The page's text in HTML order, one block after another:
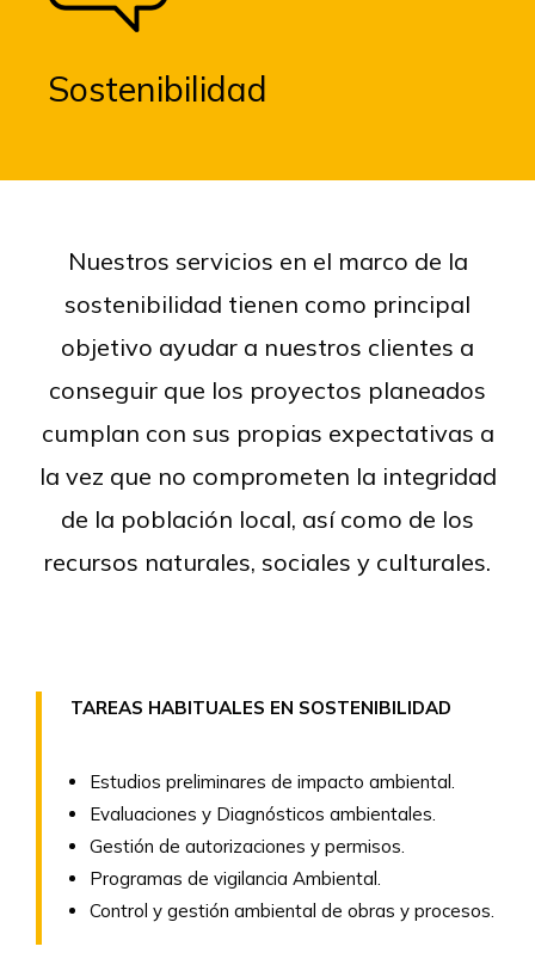
Sostenibilidad
Nuestros servicios en el marco de la
sostenibilidad tienen como principal
objetivo ayudar a nuestros clientes a
conseguir que los proyectos planeados
cumplan con sus propias expectativas a
la vez que no comprometen la integridad
de la población local, así como de los
recursos naturales, sociales y culturales.
TAREAS HABITUALES EN SOSTENIBILIDAD
Estudios preliminares de impacto ambiental.
Evaluaciones y Diagnósticos ambientales.
Gestión de autorizaciones y permisos.
Programas de vigilancia Ambiental.
Control y gestión ambiental de obras y procesos.